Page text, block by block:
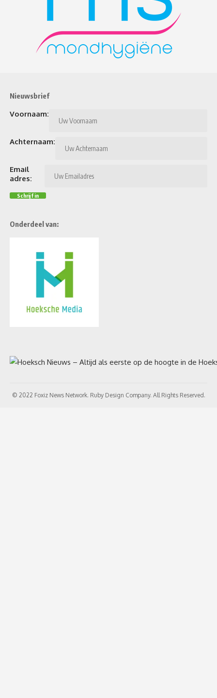
Nieuwsbrief
Voornaam:
Achternaam:
Email
adres:
Onderdeel van:
© 2022 Foxiz News Network. Ruby Design Company. All Rights Reserved.